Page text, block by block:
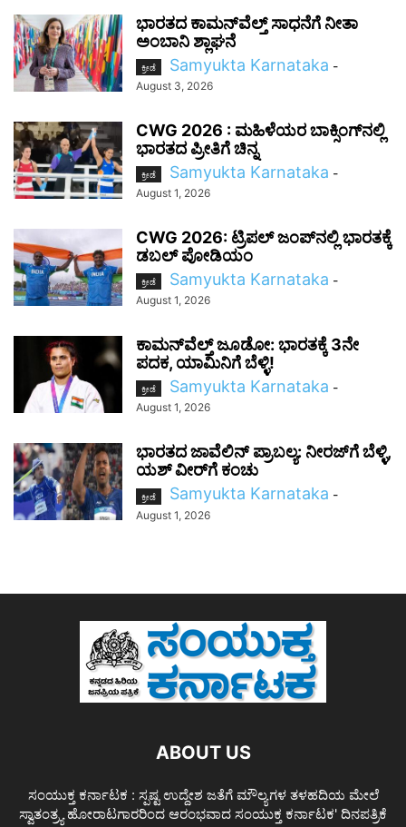
ಭಾರತದ ಕಾಮನ್‌ವೆಲ್ತ್ ಸಾಧನೆಗೆ ನೀತಾ
ಅಂಬಾನಿ ಶ್ಲಾಘನೆ
ಕ್ರೀಡೆ Samyukta Karnataka -
August 3, 2026
CWG 2026 : ಮಹಿಳೆಯರ ಬಾಕ್ಸಿಂಗ್‌ನಲ್ಲಿ
ಭಾರತದ ಪ್ರೀತಿಗೆ ಚಿನ್ನ
ಕ್ರೀಡೆ Samyukta Karnataka -
August 1, 2026
CWG 2026: ಟ್ರಿಪಲ್ ಜಂಪ್‌ನಲ್ಲಿ ಭಾರತಕ್ಕೆ
ಡಬಲ್ ಪೋಡಿಯಂ
ಕ್ರೀಡೆ Samyukta Karnataka -
August 1, 2026
ಕಾಮನ್‌ವೆಲ್ತ್ ಜೂಡೋ: ಭಾರತಕ್ಕೆ 3ನೇ
ಪದಕ, ಯಾಮಿನಿಗೆ ಬೆಳ್ಳಿ!
ಕ್ರೀಡೆ Samyukta Karnataka -
August 1, 2026
ಭಾರತದ ಜಾವೆಲಿನ್ ಪ್ರಾಬಲ್ಯ: ನೀರಜ್‌ಗೆ ಬೆಳ್ಳಿ,
ಯಶ್ ವೀರ್‌ಗೆ ಕಂಚು
ಕ್ರೀಡೆ Samyukta Karnataka -
August 1, 2026
ABOUT US
ಸಂಯುಕ್ತ ಕರ್ನಾಟಕ : ಸ್ಪಷ್ಟ ಉದ್ದೇಶ ಜತೆಗೆ ಮೌಲ್ಯಗಳ ತಳಹದಿಯ ಮೇಲೆ
ಸ್ವಾತಂತ್ರ್ಯ ಹೋರಾಟಗಾರರಿಂದ ಆರಂಭವಾದ ಸಂಯುಕ್ತ ಕರ್ನಾಟಕ' ದಿನಪತ್ರಿಕೆ